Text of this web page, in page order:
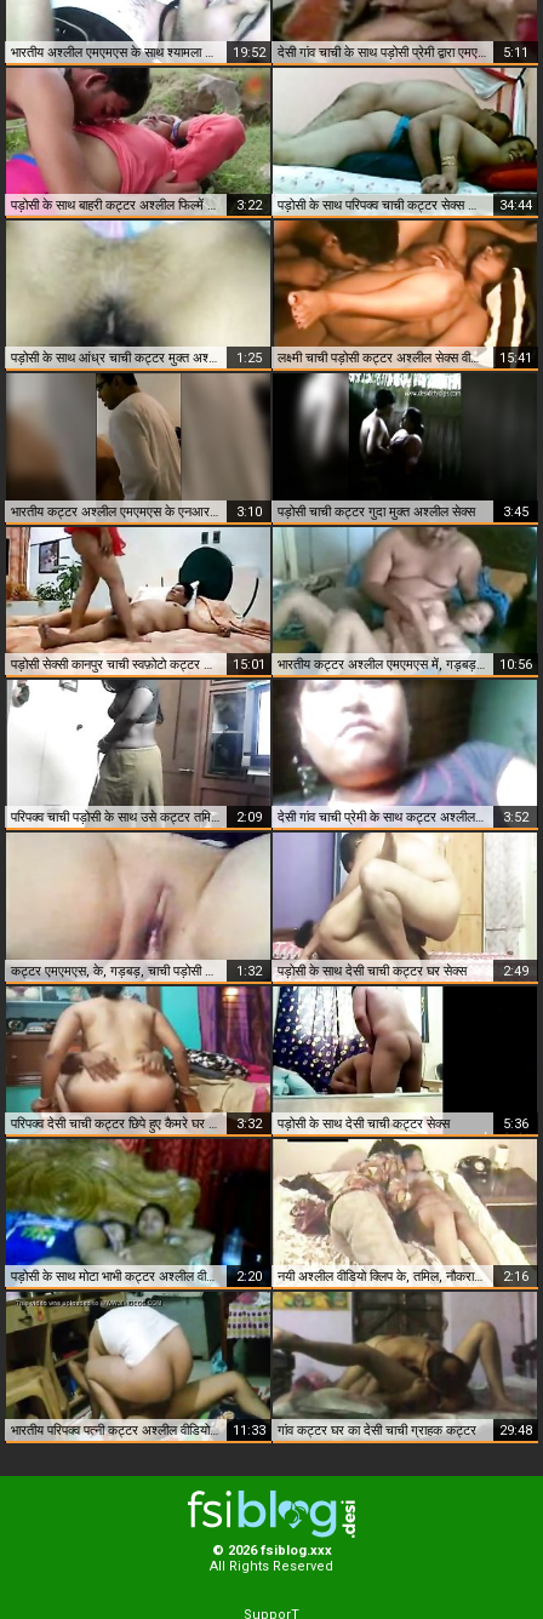
भारतीय अश्लील एमएमएस के साथ श्यामला लड़की कट्टर घर का पड़ोसी के साथ सेक्स 19:52 देसी गांव चाची के साथ पड़ोसी प्रेमी द्वारा एमएमएस के साथ पड़ोसी 5:11
पड़ोसी के साथ बाहरी कट्टर अश्लील फिल्में चाची 3:22 पड़ोसी के साथ परिपक्व चाची कट्टर सेक्स का सबसे अच्छा अश्लील भारतीय 34:44
पड़ोसी के साथ आंध्र चाची कट्टर मुक्त अश्लील सेक्स 1:25 लक्ष्मी चाची पड़ोसी कट्टर अश्लील सेक्स वीडियो के साथ 15:41
भारतीय कट्टर अश्लील एमएमएस के एनआरआई लड़की के साथ पड़ोसी 3:10 पड़ोसी चाची कट्टर गुदा मुक्त अश्लील सेक्स 3:45
पड़ोसी सेक्सी कानपुर चाची स्वफ़ोटो कट्टर अश्लील वीडियो 15:01 भारतीय कट्टर अश्लील एमएमएस में, गड़बड़, पड़ोसी 10:56
परिपक्व चाची पड़ोसी के साथ उसे कट्टर तमिल सेक्स एमएमएस बना रही है 2:09 देसी गांव चाची प्रेमी के साथ कट्टर अश्लील एमएमएस 3:52
कट्टर एमएमएस, के, गड़बड़, चाची पड़ोसी द्वारा 1:32 पड़ोसी के साथ देसी चाची कट्टर घर सेक्स 2:49
परिपक्व देसी चाची कट्टर छिपे हुए कैमरे घर पड़ोसी के साथ सेक्स 3:32 पड़ोसी के साथ देसी चाची कट्टर सेक्स 5:36
पड़ोसी के साथ मोटा भाभी कट्टर अश्लील वीडियो 2:20 नयी अश्लील वीडियो क्लिप के, तमिल, नौकरानी, कट्टर पड़ोसी के साथ सेक्स 2:16
भारतीय परिपक्व पत्नी कट्टर अश्लील वीडियो के साथ पड़ोसी 11:33 गांव कट्टर घर का देसी चाची ग्राहक कट्टर 29:48
© 2026 fsiblog.xxx
All Rights Reserved
SupporT